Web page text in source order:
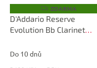
Z
D
A
R
ZDARMA
D'Addario Reserve
Evolution Bb Clarinet
Do 10 dnů